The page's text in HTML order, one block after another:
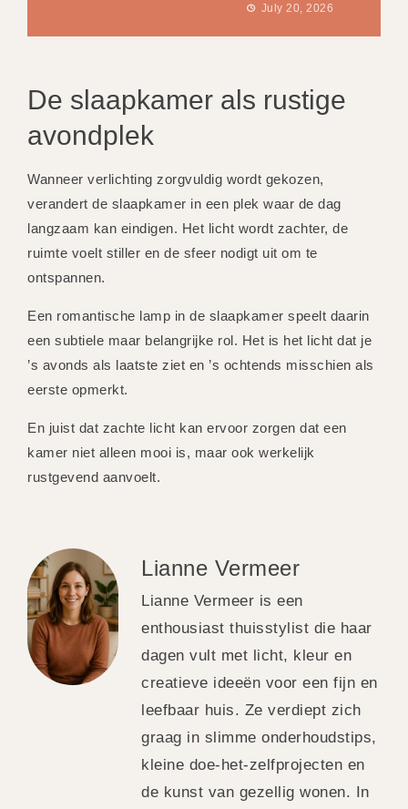
July 20, 2026
De slaapkamer als rustige
avondplek
Wanneer verlichting zorgvuldig wordt gekozen,
verandert de slaapkamer in een plek waar de dag
langzaam kan eindigen. Het licht wordt zachter, de
ruimte voelt stiller en de sfeer nodigt uit om te
ontspannen.
Een romantische lamp in de slaapkamer speelt daarin
een subtiele maar belangrijke rol. Het is het licht dat je
’s avonds als laatste ziet en ’s ochtends misschien als
eerste opmerkt.
En juist dat zachte licht kan ervoor zorgen dat een
kamer niet alleen mooi is, maar ook werkelijk
rustgevend aanvoelt.
Lianne Vermeer
Lianne Vermeer is een
enthousiast thuisstylist die haar
dagen vult met licht, kleur en
creatieve ideeën voor een fijn en
leefbaar huis. Ze verdiept zich
graag in slimme onderhoudstips,
kleine doe-het-zelfprojecten en
de kunst van gezellig wonen. In